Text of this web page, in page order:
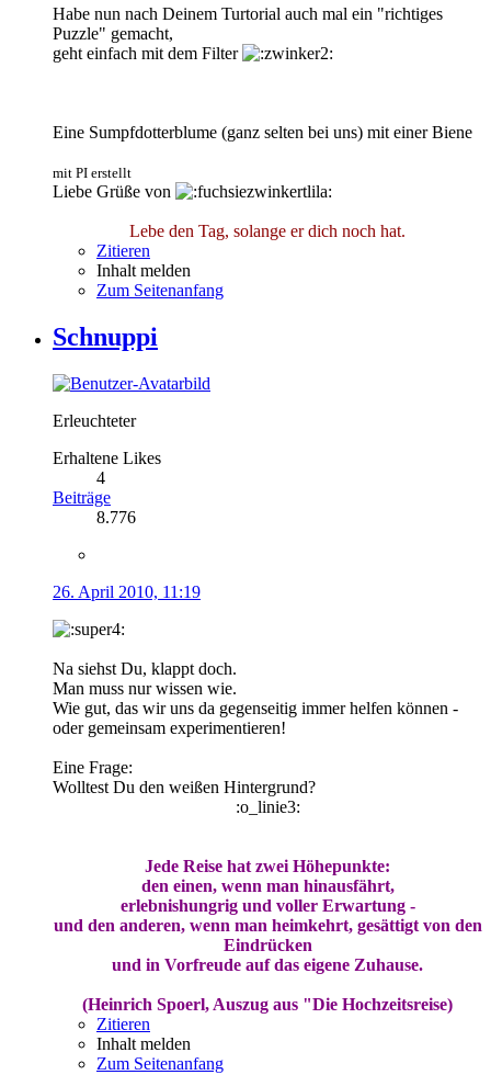
Habe nun nach Deinem Turtorial auch mal ein "richtiges
Puzzle" gemacht,
geht einfach mit dem Filter
Eine Sumpfdotterblume (ganz selten bei uns) mit einer Biene
mit PI erstellt
Liebe Grüße von
Lebe den Tag, solange er dich noch hat.
Zitieren
Inhalt melden
Zum Seitenanfang
Schnuppi
Erleuchteter
Erhaltene Likes
4
Beiträge
8.776
26. April 2010, 11:19
Na siehst Du, klappt doch.
Man muss nur wissen wie.
Wie gut, das wir uns da gegenseitig immer helfen können -
oder gemeinsam experimentieren!
Eine Frage:
Wolltest Du den weißen Hintergrund?
:o_linie3:
Jede Reise hat zwei Höhepunkte:
den einen, wenn man hinausfährt,
erlebnishungrig und voller Erwartung -
und den anderen, wenn man heimkehrt, gesättigt von den
Eindrücken
und in Vorfreude auf das eigene Zuhause.
(Heinrich Spoerl, Auszug aus "Die Hochzeitsreise)
Zitieren
Inhalt melden
Zum Seitenanfang